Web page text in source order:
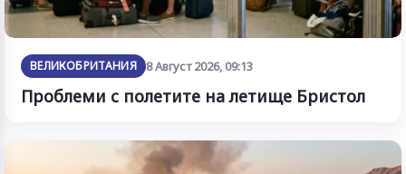
ВЕЛИКОБРИТАНИЯ 8 Август 2026, 09:13
Проблеми с полетите на летище Бристол